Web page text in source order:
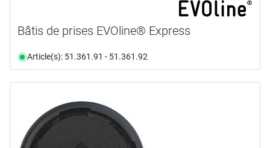
Bâtis de prises EVOline® Express
Article(s): 51.361.91 - 51.361.92